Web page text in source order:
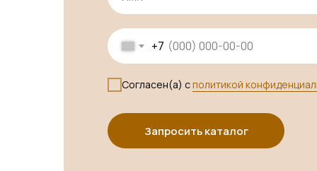
+7
Согласен(а) сполитикой
Запросить каталог